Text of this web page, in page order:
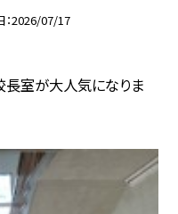
2026/07/17
室が大人気になりま